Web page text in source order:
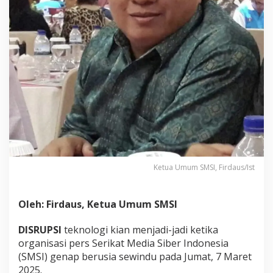
w
n
d
u
M
e
n
g
a
g
i
r
s
i
M
Ketua Umum SMSI, Firdaus/Ist
Oleh: Firdaus, Ketua Umum SMSI
DISRUPSI teknologi kian menjadi-jadi ketika
organisasi pers Serikat Media Siber Indonesia
(SMSI) genap berusia sewindu pada Jumat, 7 Maret
2025.